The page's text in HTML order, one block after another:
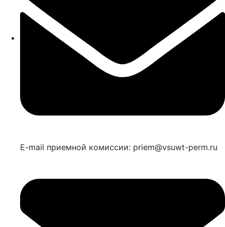
E-mail приемной комиссии: priem@vsuwt-perm.ru